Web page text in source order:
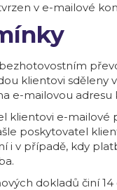
v e-mailové
klientovi sděleny
e-mailovou adresu
klientovi e-mailové
poskytovatel
i v případě, kdy
dokladů činí